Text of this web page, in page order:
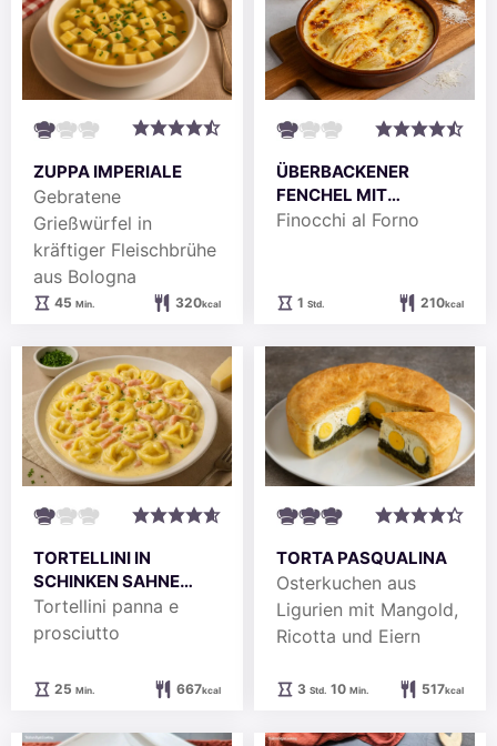
ZUPPA IMPERIALE
Gebratene
Grießwürfel in
kräftiger Fleischbrühe
aus Bologna
45Minuten
Min. 320kcal
ÜBERBACKENER
FENCHEL MIT
BECHAMEL UND
Finocchi al Forno
1Stunde
Std. 210kcal
TORTELLINI IN
SCHINKEN SAHNE
SOSSE
Tortellini panna e
prosciutto
25Minuten
Min. 667kcal
TORTA PASQUALINA
Osterkuchen aus
Ligurien mit Mangold,
Ricotta und Eiern
3Stunden
Std. 10Minuten
Min. 517kcal